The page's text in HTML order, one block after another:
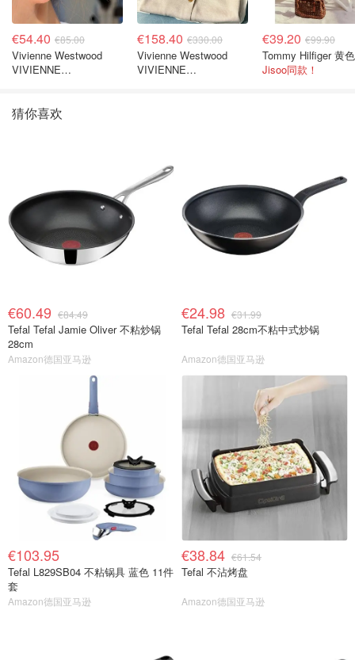
€54.40 €85.00
Vivienne Westwood
VIVIENNE
€158.40 €330.00
Vivienne Westwood
VIVIENNE
€39.20 €99.90
Jisoo同款！
猜你喜欢
€60.49 €84.49
Tefal Tefal Jamie Oliver 不粘炒锅
28cm
Amazon德国亚马逊
€24.98 €31.99
Tefal Tefal 28cm不粘中式炒锅
Amazon德国亚马逊
€103.95
Tefal L829SB04 不粘锅具 蓝色 11件
套
Amazon德国亚马逊
€38.84 €61.54
Tefal 不沾烤盘
Amazon德国亚马逊